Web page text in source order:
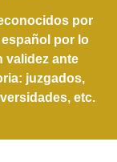
por
por lo
validez ante
juzgados,
etc.